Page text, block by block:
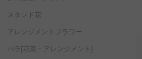
スタンド花
アレンジメントフラワー
バラ[花束・アレンジメント]